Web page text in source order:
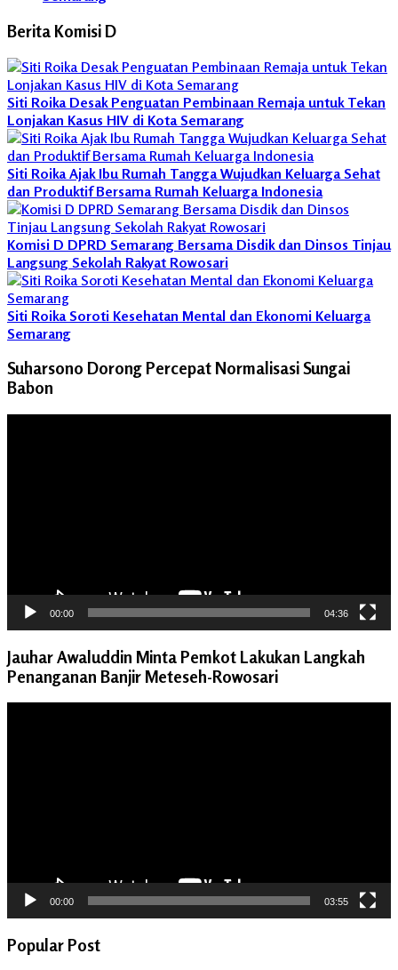
Berita Komisi D
Siti Roika Desak Penguatan Pembinaan Remaja untuk Tekan
Lonjakan Kasus HIV di Kota Semarang
Siti Roika Ajak Ibu Rumah Tangga Wujudkan Keluarga Sehat
dan Produktif Bersama Rumah Keluarga Indonesia
Komisi D DPRD Semarang Bersama Disdik dan Dinsos Tinjau
Langsung Sekolah Rakyat Rowosari
Siti Roika Soroti Kesehatan Mental dan Ekonomi Keluarga
Semarang
Suharsono Dorong Percepat Normalisasi Sungai
Babon
00:00 04:36
Jauhar Awaluddin Minta Pemkot Lakukan Langkah
Penanganan Banjir Meteseh-Rowosari
00:00 03:55
Popular Post